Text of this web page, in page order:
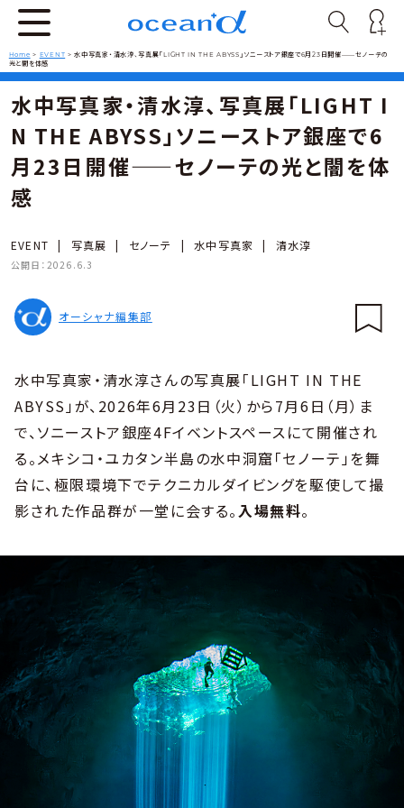
Home > EVENT >水中写真家・清水淳、写真展「LIGHT IN THE ABYSS」ソニーストア銀座で6月23日開催——セノーテの
光と闇を体感
水中写真家・清水淳、写真展「LIGHT I
N THE ABYSS」ソニーストア銀座で6
月23日開催——セノーテの光と闇を体
感
EVENT | 写真展 | セノーテ | 水中写真家 | 清水淳
公開日： 2026.6.3
オーシャナ編集部
水中写真家・清水淳さんの写真展「LIGHT IN THE
ABYSS」が、2026年6月23日（火）から7月6日（月）ま
で、ソニーストア銀座4Fイベントスペースにて開催され
る。メキシコ・ユカタン半島の水中洞窟「セノーテ」を舞
台に、極限環境下でテクニカルダイビングを駆使して撮
影された作品群が一堂に会する。 入場無料。